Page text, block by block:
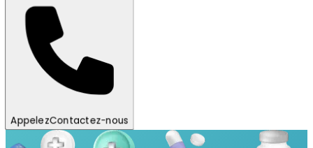
AppelezContactez-nous